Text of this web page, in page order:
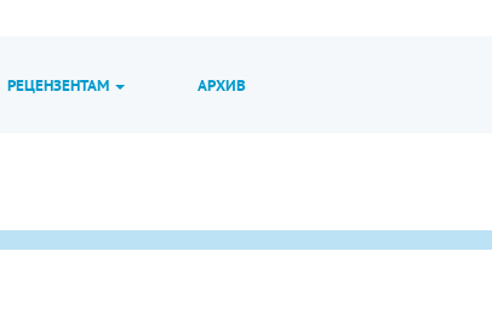
РЕЦЕНЗЕНТАМ АРХИВ